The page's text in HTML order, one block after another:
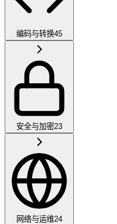
编码与转换45
安全与加密23
网络与运维24